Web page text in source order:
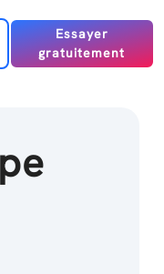
Essayer
gratuitement